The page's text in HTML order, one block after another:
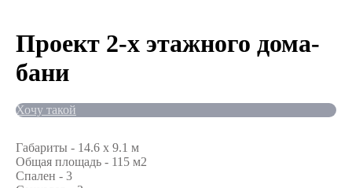
Проект 2-х этажного дома-
бани
Хочу такой
Габариты - 14.6 x 9.1 м
Общая площадь - 115 м2
Спален - 3